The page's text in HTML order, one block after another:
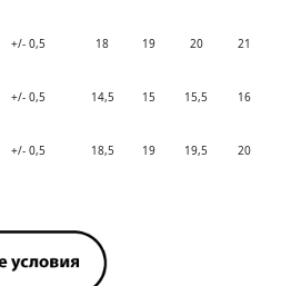
+/- 0,5 18 19 20 21
+/- 0,5 14,5 15 15,5 16
+/- 0,5 18,5 19 19,5 20